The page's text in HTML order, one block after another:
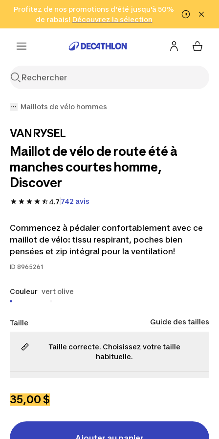
Aller à la recherche Aller au contenu Aller au pied de
Profitez de nos promotions d'été jusqu'à 50%
de rabais! Découvrez la sélection
Cliquez ici
en seulement 2 h!
(Zones sélectionnées)
Maillots de vélo hommes
VAN RYSEL
Maillot de vélo de route été à
manches courtes homme,
Discover
4.7 742 avis
Commencez à pédaler confortablement avec ce
maillot de vélo: tissu respirant, poches bien
pensées et zip intégral pour la ventilation!
ID 8965261
Couleur vert olive
Taille Guide des tailles
Taille correcte. Choisissez votre taille
habituelle.
35,00 $